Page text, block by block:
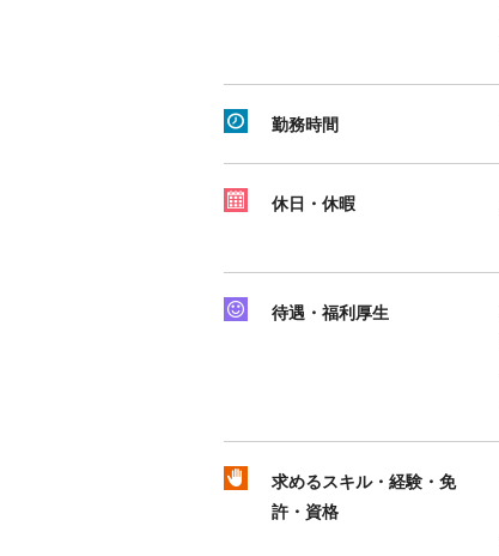
勤務時間
休日・休暇
待遇・福利厚生
求めるスキル・経験・免
許・資格